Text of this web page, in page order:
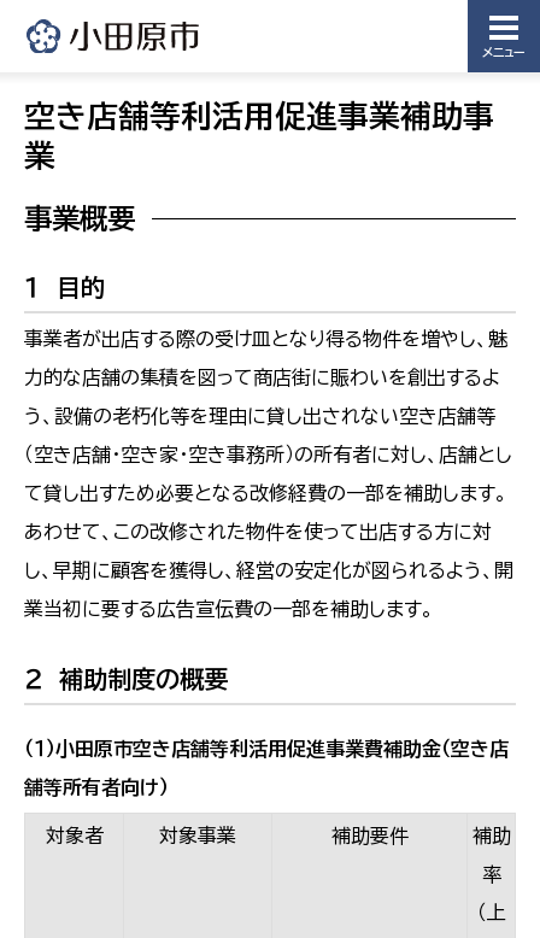
メニュー
空き店舗等利活用促進事業補助事
業
事業概要
１ 目的
事業者が出店する際の受け皿となり得る物件を増やし、魅
力的な店舗の集積を図って商店街に賑わいを創出するよ
う、設備の老朽化等を理由に貸し出されない空き店舗等
（空き店舗・空き家・空き事務所）の所有者に対し、店舗とし
て貸し出すため必要となる改修経費の一部を補助します。
あわせて、この改修された物件を使って出店する方に対
し、早期に顧客を獲得し、経営の安定化が図られるよう、開
業当初に要する広告宣伝費の一部を補助します。
２ 補助制度の概要
（１）小田原市空き店舗等利活用促進事業費補助金（空き店
舗等所有者向け）
対象者 対象事業 補助要件
補助
率
（上